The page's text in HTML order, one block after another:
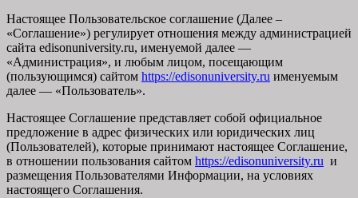
Настоящее Пользовательское соглашение (Далее –
«Соглашение») регулирует отношения между администрацией
сайта edisonuniversity.ru, именуемой далее —
«Администрация», и любым лицом, посещающим
(пользующимся) сайтом https://edisonuniversity.ru именуемым
далее — «Пользователь».
Настоящее Соглашение представляет собой официальное
предложение в адрес физических или юридических лиц
(Пользователей), которые принимают настоящее Соглашение,
в отношении пользования сайтом https://edisonuniversity.ru и
размещения Пользователями Информации, на условиях
настоящего Соглашения.